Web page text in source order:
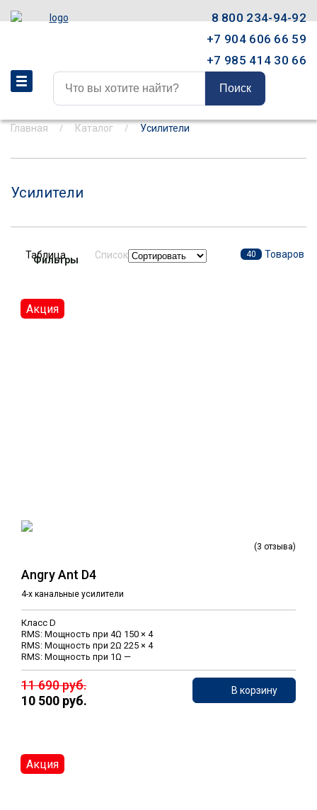
8 800 234-94-92
+7 904 606 66 59
+7 985 414 30 66
Поиск
Главная Каталог Усилители
Усилители
40 Товаров
Таблица Список
Фильтры
(3 отзыва)
Angry Ant D4
4-х канальные усилители
Класс D
RMS: Мощность при 4Ω 150 × 4
RMS: Мощность при 2Ω 225 × 4
RMS: Мощность при 1Ω —
11 690 руб.
10 500 руб.
В корзину
Акция
Акция